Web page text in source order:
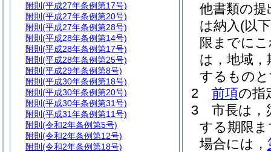
他書類の提
は納入(以
限までに
は，地域
するもの
2
前項の指
3
市長は，
する期限
場合には，
附則 (平成27年条例第17号)
附則 (平成27年条例第20号)
附則 (平成27年条例第28号)
附則 (平成28年条例第14号)
附則 (平成28年条例第17号)
附則 (平成28年条例第25号)
附則 (平成29年条例第8号)
附則 (平成30年条例第18号)
附則 (平成30年条例第20号)
附則 (平成30年条例第31号)
附則 (平成31年条例第11号)
附則 (令和2年条例第5号)
附則 (令和2年条例第12号)
附則 (令和2年条例第18号)